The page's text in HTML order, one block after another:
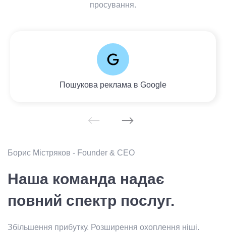
просування.
Пошукова реклама в Google
Борис Містряков - Founder & CEO
Наша команда надає
повний спектр послуг.
Збільшення прибутку. Розширення охоплення ніші.